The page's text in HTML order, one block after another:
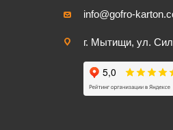
info@gofro-
г. Мытищи, ул.